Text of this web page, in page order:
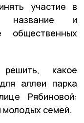
участие в
название и
общественных
решить, какое
аллеи парка
Рябиновой:
семей.